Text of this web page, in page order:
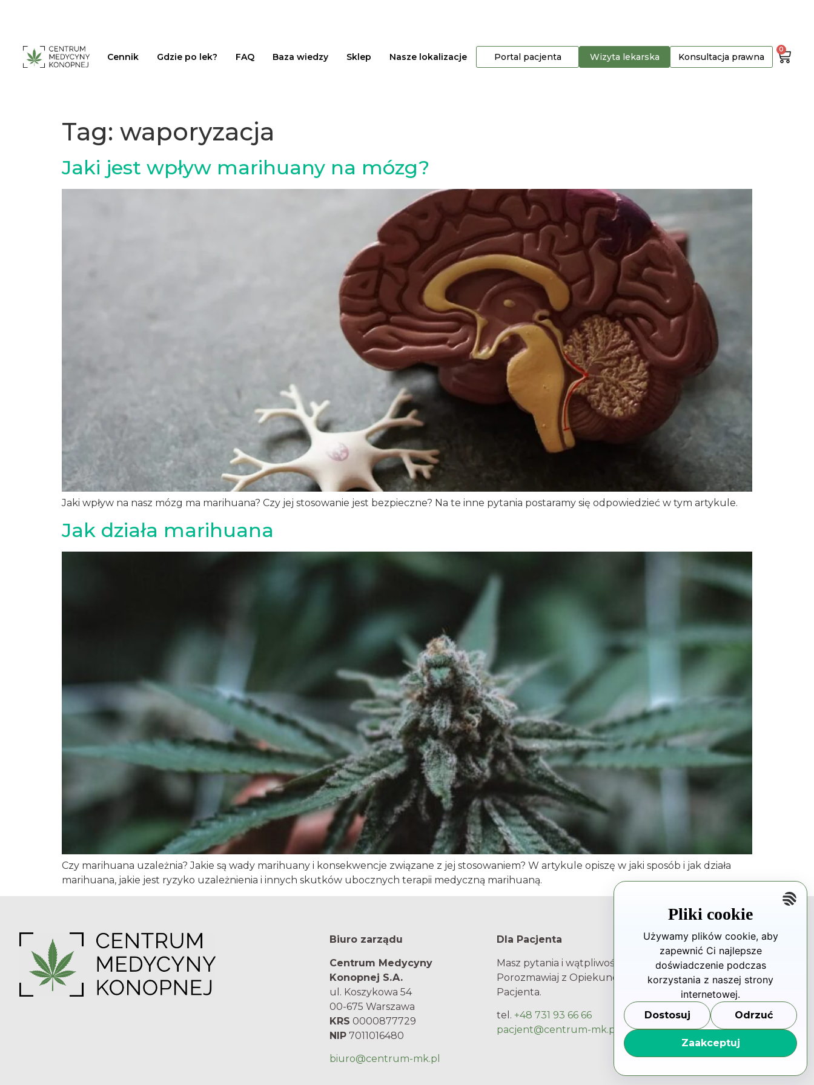
Cennik Gdzie po lek? FAQ Baza wiedzy Sklep Nasze lokalizacje Portal pacjenta Wizyta lekarska Konsultacja prawna
0
Tag: waporyzacja
Jaki jest wpływ marihuany na mózg?
Jaki wpływ na nasz mózg ma marihuana? Czy jej stosowanie jest bezpieczne? Na te inne pytania postaramy się odpowiedzieć w tym artykule.
Jak działa marihuana
Czy marihuana uzależnia? Jakie są wady marihuany i konsekwencje związane z jej stosowaniem? W artykule opiszę w jaki sposób i jak działa
marihuana, jakie jest ryzyko uzależnienia i innych skutków ubocznych terapii medyczną marihuaną.
Biuro zarządu
Centrum Medycyny
Konopnej S.A.
ul. Koszykowa 54
00-675 Warszawa
KRS 0000877729
NIP 7011016480
biuro@centrum-mk.pl
Dla Pacjenta
Masz pytania i wątpliwości?
Porozmawiaj z Opiekunem
Pacjenta.
tel. +48 731 93 66 66
pacjent@centrum-mk.pl
Rzecznik Praw Pacjenta
Adres
ul. Młynarska 46
01-171 Warszawa
NIP 5252226025
Regon 017445217
Pliki cookie
Używamy plików cookie, aby
zapewnić Ci najlepsze
doświadczenie podczas
korzystania z naszej strony
internetowej.
Dostosuj Odrzuć
Zaakceptuj